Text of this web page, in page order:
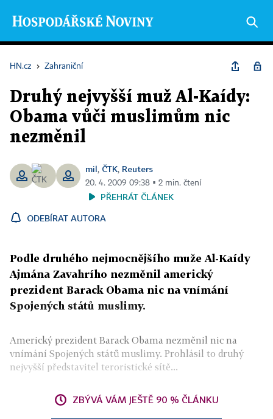
HN.cz › Zahraniční
Druhý nejvyšší muž Al-Kaídy:
Obama vůči muslimům nic
nezměnil
mil, ČTK, Reuters
20. 4. 2009 09:38 ▪ 2 min. čtení
PŘEHRÁT ČLÁNEK
ODEBÍRAT AUTORA
Podle druhého nejmocnějšího muže Al-Kaídy
Ajmána Zavahrího nezměnil americký
prezident Barack Obama nic na vnímání
Spojených států muslimy.
Americký prezident Barack Obama nezměnil nic na
vnímání Spojených států muslimy. Prohlásil to druhý
nejvyšší představitel teroristické sítě...
ZBÝVÁ VÁM JEŠTĚ 90 % ČLÁNKU